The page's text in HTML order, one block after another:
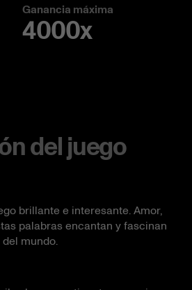
Ganancia máxima
4000x
del juego
brillante e interesante. Amor,
palabras encantan y fascinan
mundo.